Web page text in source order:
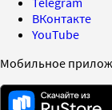
ВКонтакте
YouTube
Мобильное